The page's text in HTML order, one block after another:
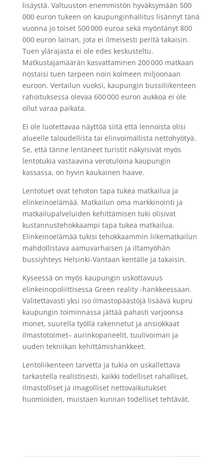
lisäystä. Valtuuston enemmistön hyväksymään 500
000 euron tukeen on kaupunginhallitus lisännyt tänä
vuonna jo toiset 500 000 euroa sekä myöntänyt 800
000 euron lainan, jota ei ilmeisesti peritä takaisin.
Tuen ylärajasta ei ole edes keskusteltu.
Matkustajamäärän kasvattaminen 200 000 matkaan
nostaisi tuen tarpeen noin kolmeen miljoonaan
euroon. Vertailun vuoksi, kaupungin bussiliikenteen
rahoituksessa olevaa 600 000 euron aukkoa ei ole
ollut varaa paikata.
Ei ole luotettavaa näyttöä siitä että lennoista olisi
alueelle taloudellista tai elinvoimallista nettohyötyä.
Se, että tänne lentäneet turistit näkyisivät myös
lentotukia vastaavina verotuloina kaupungin
kassassa, on hyvin kaukainen haave.
Lentotuet ovat tehoton tapa tukea matkailua ja
elinkeinoelämää. Matkailun oma markkinointi ja
matkailupalveluiden kehittämisen tuki olisivat
kustannustehokkaampi tapa tukea matkailua.
Elinkeinoelämää tukisi tehokkaammin liikematkailun
mahdollistava aamuvarhaisen ja iltamyöhän
bussiyhteys Helsinki-Vantaan kentälle ja takaisin.
Kyseessä on myös kaupungin uskottavuus
elinkeinopoliittisessa Green reality -hankkeessaan.
Valitettavasti yksi iso ilmastopäästöjä lisäävä kupru
kaupungin toiminnassa jättää pahasti varjoonsa
monet, suurella työllä rakennetut ja ansiokkaat
ilmastotoimet– aurinkopaneelit, tuulivoiman ja
uuden tekniikan kehittämishankkeet.
Lentoliikenteen tarvetta ja tukia on uskallettava
tarkastella realistisesti, kaikki todelliset rahalliset,
ilmastolliset ja imagolliset nettovaikutukset
huomioiden, muistaen kunnan todelliset tehtävät.